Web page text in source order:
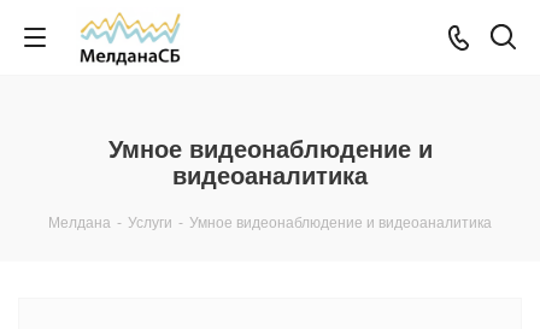
Умное видеонаблюдение и
видеоаналитика
Мелдана - Услуги - Умное видеонаблюдение и видеоаналитика